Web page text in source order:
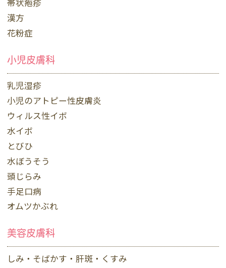
帯状疱疹
漢方
花粉症
小児皮膚科
乳児湿疹
小児のアトピー性皮膚炎
ウィルス性イボ
水イボ
とびひ
水ぼうそう
頭じらみ
手足口病
オムツかぶれ
美容皮膚科
しみ・そばかす・肝斑・くすみ